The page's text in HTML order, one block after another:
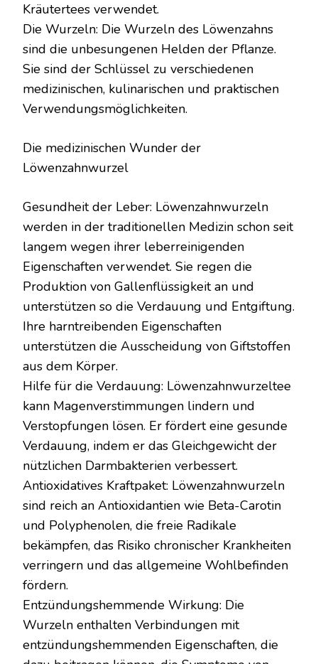
Kräutertees verwendet.
Die Wurzeln: Die Wurzeln des Löwenzahns
sind die unbesungenen Helden der Pflanze.
Sie sind der Schlüssel zu verschiedenen
medizinischen, kulinarischen und praktischen
Verwendungsmöglichkeiten.
Die medizinischen Wunder der
Löwenzahnwurzel
Gesundheit der Leber: Löwenzahnwurzeln
werden in der traditionellen Medizin schon seit
langem wegen ihrer leberreinigenden
Eigenschaften verwendet. Sie regen die
Produktion von Gallenflüssigkeit an und
unterstützen so die Verdauung und Entgiftung.
Ihre harntreibenden Eigenschaften
unterstützen die Ausscheidung von Giftstoffen
aus dem Körper.
Hilfe für die Verdauung: Löwenzahnwurzeltee
kann Magenverstimmungen lindern und
Verstopfungen lösen. Er fördert eine gesunde
Verdauung, indem er das Gleichgewicht der
nützlichen Darmbakterien verbessert.
Antioxidatives Kraftpaket: Löwenzahnwurzeln
sind reich an Antioxidantien wie Beta-Carotin
und Polyphenolen, die freie Radikale
bekämpfen, das Risiko chronischer Krankheiten
verringern und das allgemeine Wohlbefinden
fördern.
Entzündungshemmende Wirkung: Die
Wurzeln enthalten Verbindungen mit
entzündungshemmenden Eigenschaften, die